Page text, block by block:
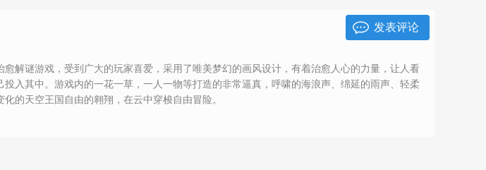
发表评论
解谜游戏，受到广大的玩家喜爱，采用了唯美梦幻的画风设计，有着治愈人心的力量，让人看
入其中。游戏内的一花一草，一人一物等打造的非常逼真，呼啸的海浪声、绵延的雨声、轻柔
的天空王国自由的翱翔，在云中穿梭自由冒险。